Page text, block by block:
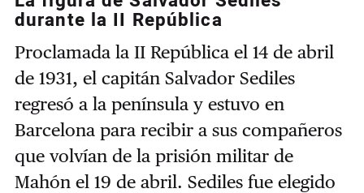
durante la II República
Proclamada la II República el 14 de abril
de 1931, el capitán Salvador Sediles
regresó a la península y estuvo en
Barcelona para recibir a sus compañeros
que volvían de la prisión militar de
Mahón el 19 de abril. Sediles fue elegido